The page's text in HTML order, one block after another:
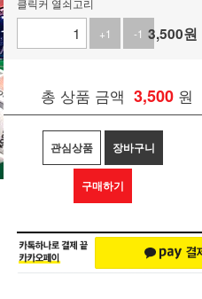
클릭커 열쇠고리
+1
-1 3,500원
총 상품 금액 3,500 원
관심상품 장바구니
구매하기